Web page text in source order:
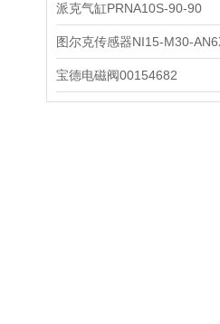
派克气缸PRNA10S-90-90
宝德电磁阀00154682